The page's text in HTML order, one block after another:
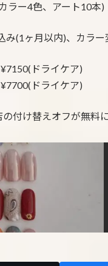
ラー4色、アート10本)
み(1ヶ月以内)、カラー
ドライケア)
ドライケア)
付け替えオフが無料